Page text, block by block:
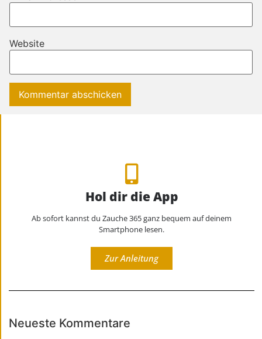
Website
Hol dir die App
Ab sofort kannst du Zauche 365 ganz bequem auf deinem
Smartphone lesen.
Zur Anleitung
Neueste Kommentare